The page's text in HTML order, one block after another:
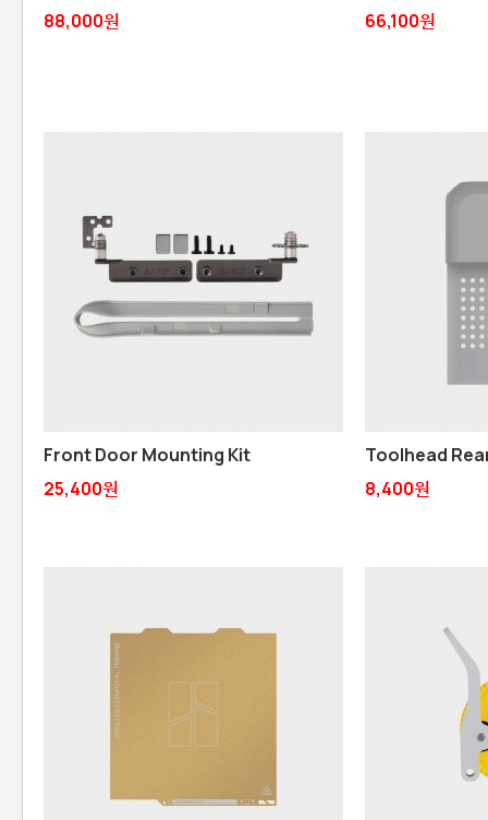
88,000원
66,100원
Front Door Mounting Kit
25,400원
Toolhead
8,400원